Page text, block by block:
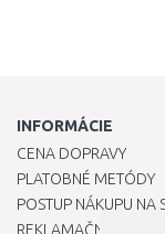
INFORMÁCIE
CENA DOPRAVY
PLATOBNÉ METÓDY
POSTUP NÁKUPU NA
REKLAMAČNÝ